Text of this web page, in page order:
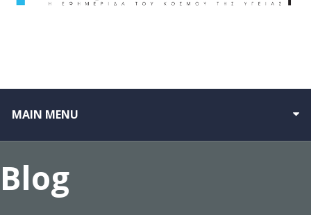
MAIN MENU
Blog